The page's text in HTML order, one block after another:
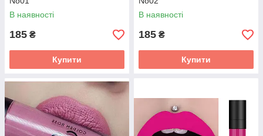
В наявності
185 ₴
Купити
В наявності
185 ₴
Купити